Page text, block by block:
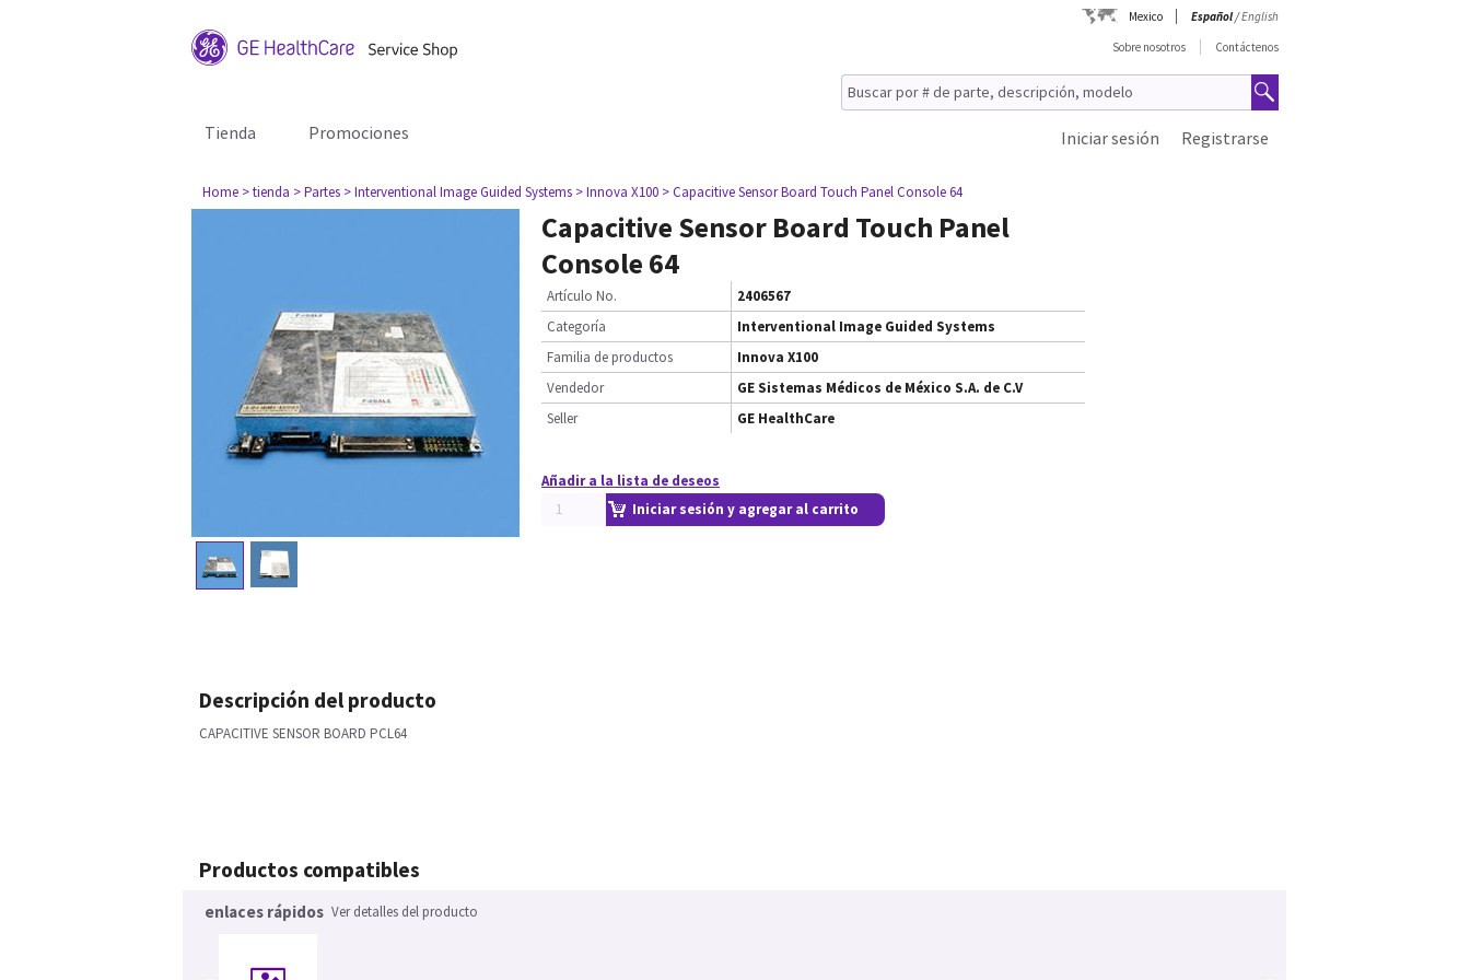
Mexico Español/English
Sobre nosotros
Contáctenos
Tienda Promociones Registrarse
Iniciar sesión
Home > tienda > Partes > Interventional Image Guided Systems > Innova X100 > Capacitive Sensor Board Touch Panel Console 64
Capacitive Sensor Board Touch Panel
Console 64
Artículo No.
2406567
Categoría
Interventional Image Guided Systems
Familia de productos
Innova X100
Vendedor
GE Sistemas Médicos de México S.A. de C.V
Seller
GE HealthCare
Añadir a la lista de deseos
Iniciar sesión y agregar al carrito
Descripción del producto
CAPACITIVE SENSOR BOARD PCL64
Productos compatibles
enlaces rápidos Ver detalles del producto